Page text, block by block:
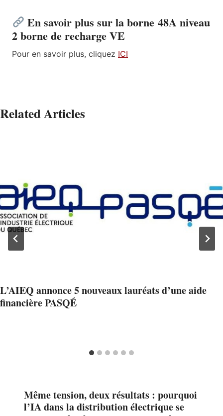
En savoir plus sur la borne48A niveau
2 borne de recharge VE
Pour en savoir plus, cliquez ICI
Related Articles
L’AIEQ annonce 5 nouveaux lauréats d’une aide
financière PASQÉ
Même tension, deux résultats : pourquoi
l’IA dans la distribution électrique se